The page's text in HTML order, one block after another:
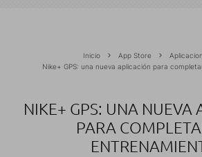
Inicio App Store
Nike+ GPS: una nueva aplicación para
NIKE+ GPS: UNA NUEVA
PARA